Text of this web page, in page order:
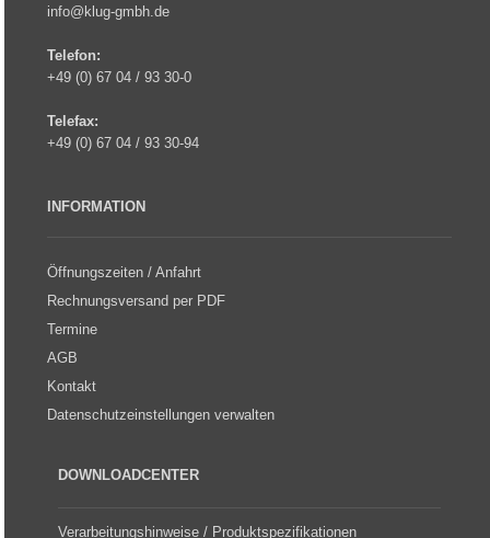
info@klug-gmbh.de
Telefon:
+49 (0) 67 04 / 93 30-0
Telefax:
+49 (0) 67 04 / 93 30-94
INFORMATION
Öffnungszeiten / Anfahrt
Rechnungsversand per PDF
Termine
AGB
Kontakt
Datenschutzeinstellungen verwalten
DOWNLOADCENTER
Verarbeitungshinweise / Produktspezifikationen